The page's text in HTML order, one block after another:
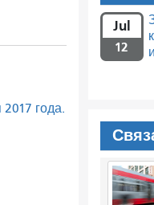
года.
Jul
12